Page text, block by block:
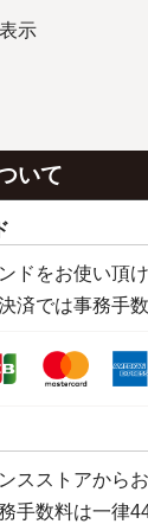
示
いて
ドをお使い頂け
済では事務手
スストアから
手数料は一律